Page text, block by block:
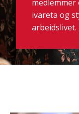
ivareta og
arbeidslivet.